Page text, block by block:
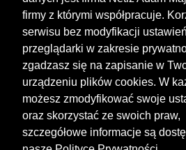
firmy z którymi współpracuje.
serwisu bez modyfikacji ustawień
przeglądarki w zakresie
zgadzasz się na zapisanie w
urządzeniu plików cookies. W
możesz zmodyfikować swoje
oraz skorzystać ze swoich praw,
szczegółowe informacje są
© 2026 by MotoWhizzer.com
All rights reserved.